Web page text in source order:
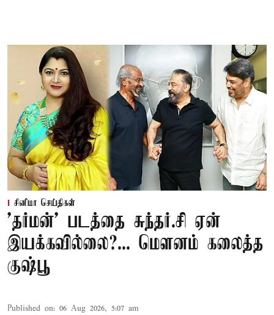
சினிமா செய்திகள்
'தர்மன்' படத்தை சுந்தர்.சி ஏன்
இயக்கவில்லை?... மௌனம் கலைத்த
குஷ்பூ
Published on: 06 Aug 2026, 5:07 am